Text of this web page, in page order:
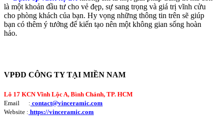
là một khoản đầu tư cho vẻ đẹp, sự sang trọng và giá trị vĩnh cửu
cho phòng khách của bạn. Hy vọng những thông tin trên sẽ giúp
bạn có thêm ý tưởng để kiến tạo nên một không gian sống hoàn
hảo.
VPĐD CÔNG TY TẠI MIỀN NAM
Lô 17 KCN Vĩnh Lộc A, Bình Chánh, TP. HCM
Email : contact@vinceramic.com
Website : https://vinceramic.com